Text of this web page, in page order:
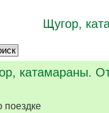
Щугор,
катамараны.
поездке